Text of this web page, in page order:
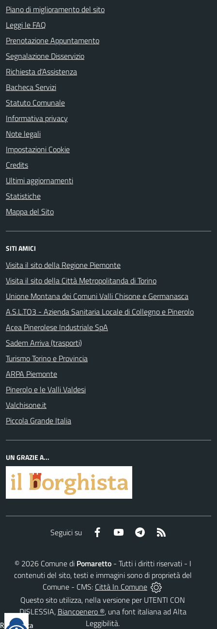
Piano di miglioramento del sito
Leggi le FAQ
Prenotazione Appuntamento
Segnalazione Disservizio
Richiesta d'Assistenza
Bacheca Servizi
Statuto Comunale
Informativa privacy
Note legali
Impostazioni Cookie
Credits
Ultimi aggiornamenti
Statistiche
Mappa del Sito
SITI AMICI
Visita il sito della Regione Piemonte
Visita il sito della Città Metropolitanda di Torino
Unione Montana dei Comuni Valli Chisone e Germanasca
A.S.L.TO3 - Azienda Sanitaria Locale di Collegno e Pinerolo
Acea Pinerolese Industriale SpA
Sadem Arriva (trasporti)
Turismo Torino e Provincia
ARPA Piemonte
Pinerolo e le Valli Valdesi
Valchisone.it
Piccola Grande Italia
UN GRAZIE A...
Seguici su Facebook YouTube Telegram
© 2026Comune di Pomaretto- Tutti i diritti riservati - I
contenuti del sito, testi e immagini sono di proprietà del
Comune - CMS: Città In Comune
Questo sito utilizza, nella versione per UTENTI CON
DISLESSIA, Biancoenero ®, una font italiana ad Alta
Leggibilità.
Reimposta